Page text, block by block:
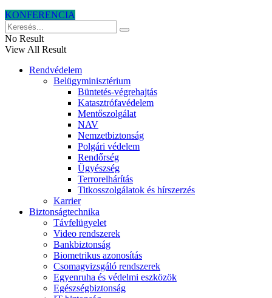
KONFERENCIA
No Result
View All Result
Rendvédelem
Belügyminisztérium
Büntetés-végrehajtás
Katasztrófavédelem
Mentőszolgálat
NAV
Nemzetbiztonság
Polgári védelem
Rendőrség
Ügyészség
Terrorelhárítás
Titkosszolgálatok és hírszerzés
Karrier
Biztonságtechnika
Távfelügyelet
Video rendszerek
Bankbiztonság
Biometrikus azonosítás
Csomagvizsgáló rendszerek
Egyenruha és védelmi eszközök
Egészségbiztonság